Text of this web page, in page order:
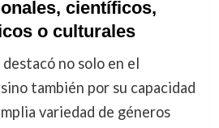
científicos,
o culturales
no solo en el
también por su capacidad
variedad de géneros